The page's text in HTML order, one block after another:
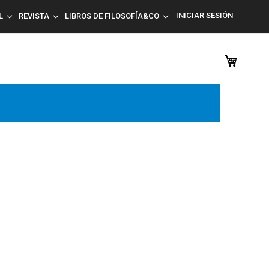
REVISTA LIBROS DE FILOSOFÍA&CO INICIAR SESIÓN